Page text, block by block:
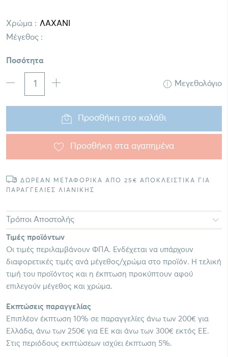
Χρώμα :
Μέγεθος :
Ποσότητα
Μεγεθολόγιο
Προσθήκη στο καλάθι
Προσθήκη στα αγαπημένα
ΔΩΡΕΑΝ ΜΕΤΑΦΟΡΙΚΑ ΑΠΟ 25€ ΑΠΟΚΛΕΙΣΤΙΚΑ ΓΙΑ
ΠΑΡΑΓΓΕΛΙΕΣ ΛΙΑΝΙΚΗΣ
Τρόποι Αποστολής
Τιμές προϊόντων
Οι τιμές περιλαμβάνουν ΦΠΑ. Ενδέχεται να υπάρχουν
διαφορετικές τιμές ανά μέγεθος/χρώμα στο προϊόν. Η τελική
τιμή του προϊόντος και η έκπτωση προκύπτουν αφού
επιλεγούν μέγεθος και χρώμα.
Εκπτώσεις παραγγελίας
Επιπλέον έκπτωση 10% σε παραγγελίες άνω των 200€ για
Ελλάδα, άνω των 250€ για ΕΕ και άνω των 300€ εκτός ΕΕ.
Στις περιόδους εκπτώσεων ισχύει έκπτωση 5%.